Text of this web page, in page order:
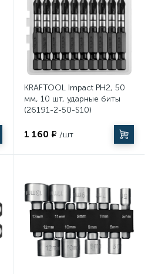
KRAFTOOL Impact PH2, 50
мм, 10 шт, ударные биты
(26191-2-50-S10)
1 160 ₽ /шт